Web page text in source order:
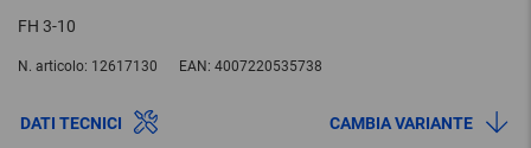
FH 3-10
N. articolo: 12617130 EAN: 4007220535738
DATI TECNICI CAMBIA VARIANTE